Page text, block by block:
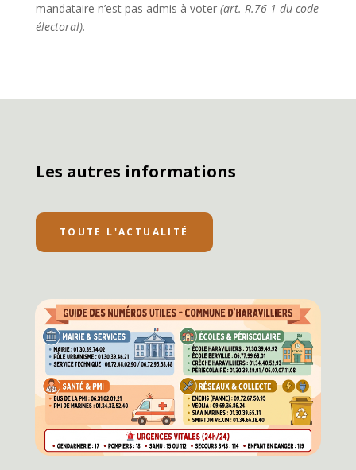
mandataire n’est pas admis à voter (art. R.76-1 du code
électoral).
Les autres informations
TOUTE L'ACTUALITÉ